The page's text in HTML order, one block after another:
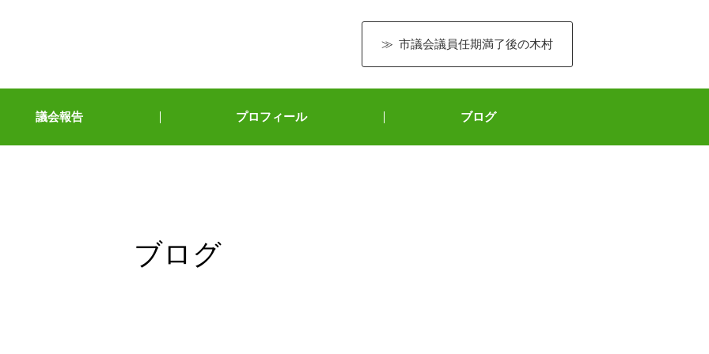
市議会議員任期満了後の木村
議会報告 プロフィール ブログ
ブログ